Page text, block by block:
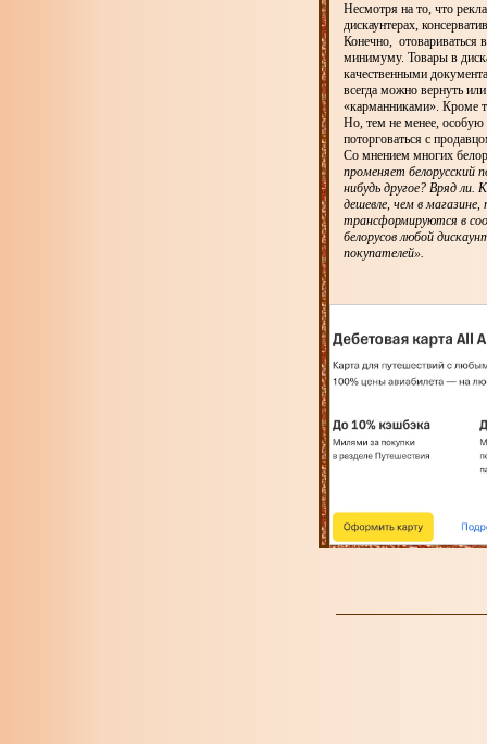
Несмотря на то, что
дискаунтерах,
Конечно, отовариваться
минимуму. Товары в
качественными
всегда можно вернуть
«карманниками». Кроме
Но, тем не менее, особую
поторговаться с
Со мнением многих
променяет белорусский
нибудь другое? Вряд ли.
дешевле, чем в
трансформируются в
белорусов любой
покупателей».